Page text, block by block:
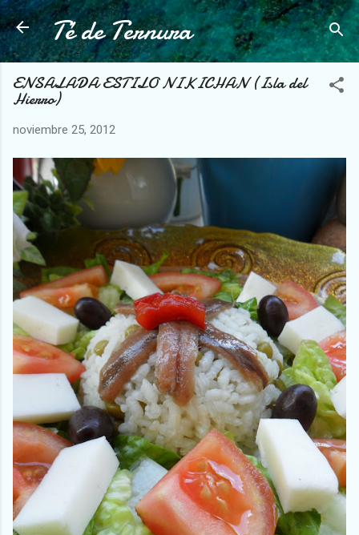
Ir al contenido principal
Té de Ternura
ENSALADA ESTILO NIKICHAN (Isla del
Hierro)
noviembre 25, 2012